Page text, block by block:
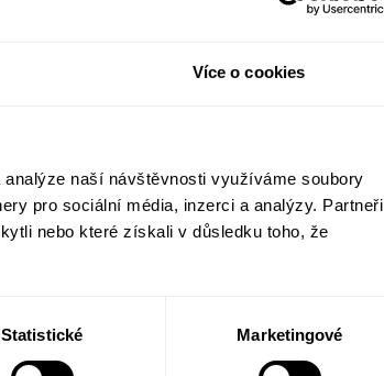
Více o cookies
naší návštěvnosti využíváme soubory
pro sociální média, inzerci a analýzy. Partneři
nebo které získali v důsledku toho, že
Statistické Marketingové